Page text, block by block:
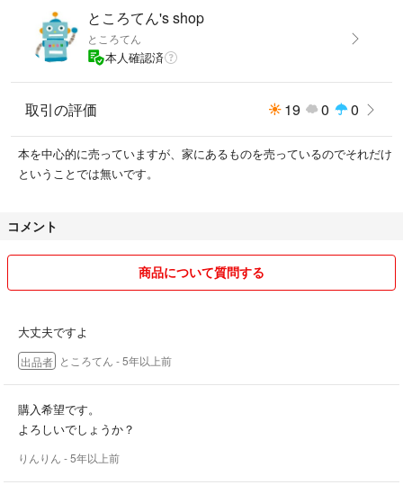
ところてん's shop
ところてん
本人確認済
取引の評価 19 0 0
本を中心的に売っていますが、家にあるものを売っているのでそれだけ
ということでは無いです。
コメント
商品について質問する
大丈夫ですよ
出品者 ところてん - 5年以上前
購入希望です。
よろしいでしょうか？
りんりん - 5年以上前